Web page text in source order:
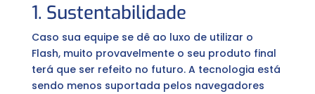
1. Sustentabilidade
Caso sua equipe se dê ao luxo de utilizar o
Flash, muito provavelmente o seu produto final
terá que ser refeito no futuro. A tecnologia está
sendo menos suportada pelos navegadores